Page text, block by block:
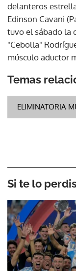
delanteros
Edinson Cavani
tuvo el sábado la
"Cebolla"
músculo aductor
Temas
ELIMINATORIA
Si te lo